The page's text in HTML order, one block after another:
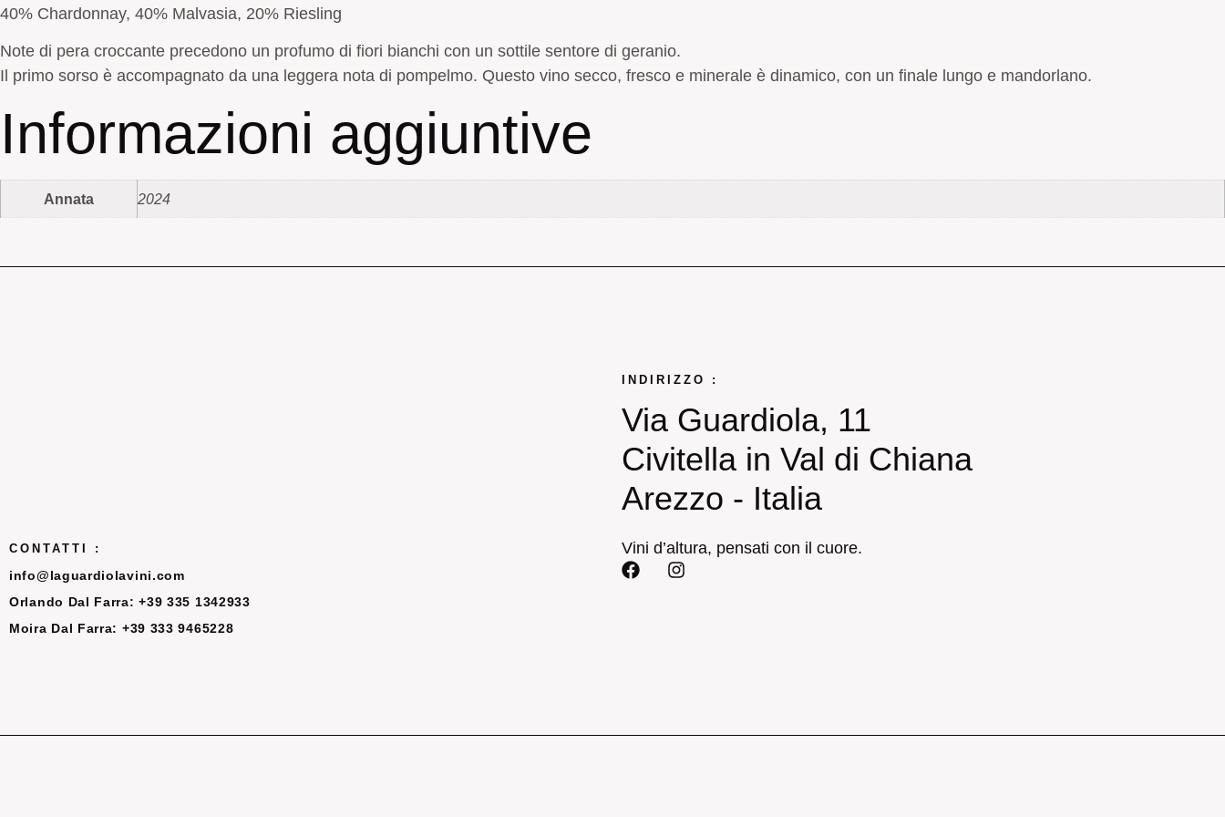
40% Chardonnay, 40% Malvasia, 20% Riesling
Note di pera croccante precedono un profumo di fiori bianchi con un sottile sentore di geranio.
Il primo sorso è accompagnato da una leggera nota di pompelmo. Questo vino secco, fresco e minerale è dinamico, con un finale lungo e mandorlano.
Informazioni aggiuntive
Annata 2024
INDIRIZZO :
Via Guardiola, 11
Civitella in Val di Chiana
Arezzo - Italia
CONTATTI :
info@laguardiolavini.com
Orlando Dal Farra: +39 335 1342933
Moira Dal Farra: +39 333 9465228
Vini d’altura, pensati con il cuore.